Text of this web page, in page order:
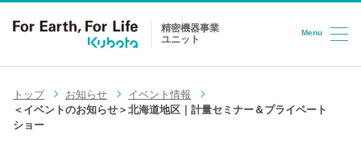
コンテンツへスキップ
精密機器事業
ユニット
Menu
トップ お知らせ
イベント情報
＜イベントのお知らせ＞北海道地区｜計量セミナー＆プライベート
ショー